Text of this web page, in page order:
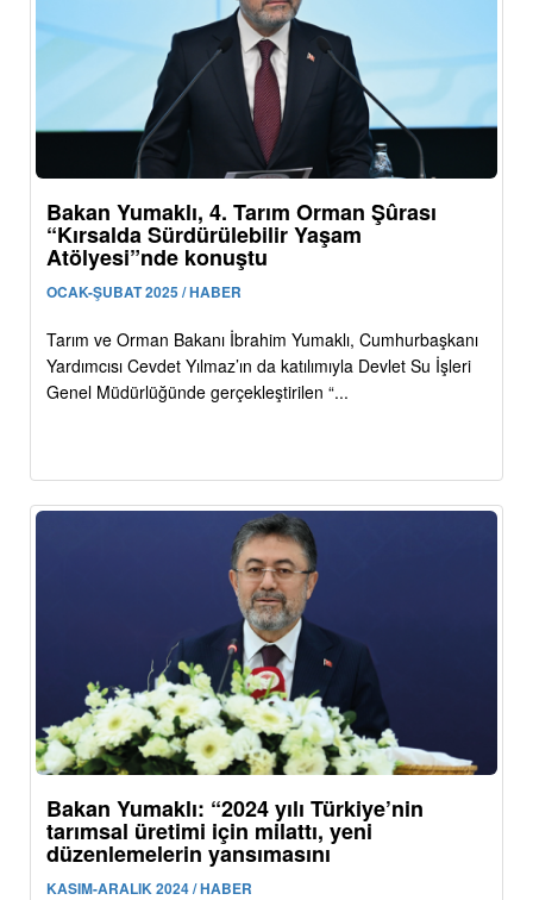
Bakan Yumaklı, 4. Tarım Orman Şûrası
“Kırsalda Sürdürülebilir Yaşam
Atölyesi”nde konuştu
OCAK-ŞUBAT 2025 / HABER
Tarım ve Orman Bakanı İbrahim Yumaklı, Cumhurbaşkanı
Yardımcısı Cevdet Yılmaz’ın da katılımıyla Devlet Su İşleri
Genel Müdürlüğünde gerçekleştirilen “...
Bakan Yumaklı: “2024 yılı Türkiye’nin
tarımsal üretimi için milattı, yeni
düzenlemelerin yansımasını
KASIM-ARALIK 2024 / HABER